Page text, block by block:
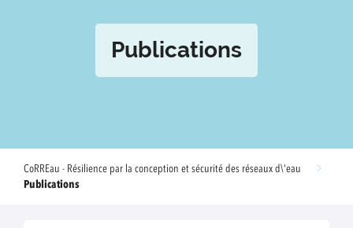
Publications
CoRREau - Résilience par la conception et sécurité des réseaux d\'eau
Publications